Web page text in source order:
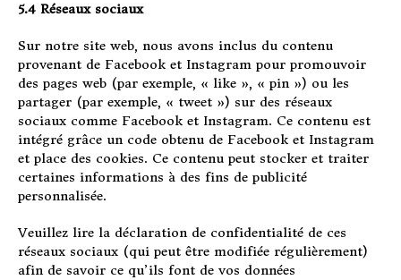
5.4 Réseaux sociaux
Sur notre site web, nous avons inclus du contenu
provenant de Facebook et Instagram pour promouvoir
des pages web (par exemple, « like », « pin ») ou les
partager (par exemple, « tweet ») sur des réseaux
sociaux comme Facebook et Instagram. Ce contenu est
intégré grâce un code obtenu de Facebook et Instagram
et place des cookies. Ce contenu peut stocker et traiter
certaines informations à des fins de publicité
personnalisée.
Veuillez lire la déclaration de confidentialité de ces
réseaux sociaux (qui peut être modifiée régulièrement)
afin de savoir ce qu’ils font de vos données